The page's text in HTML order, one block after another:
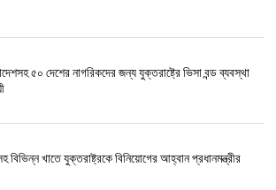
৫০ দেশের নাগরিকদের জন্য যুক্তরাষ্ট্রে ভিসা বন্ড ব্যবস্থা
বিভিন্ন খাতে যুক্তরাষ্ট্রকে বিনিয়োগের আহ্বান প্রধানমন্ত্রীর